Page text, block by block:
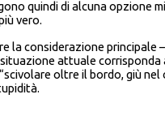
quindi di alcuna opzione
vero.
la considerazione principale
situazione attuale
oltre il bordo, giù